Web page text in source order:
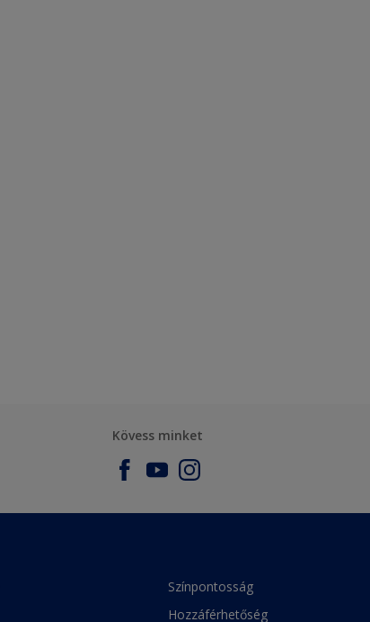
Kövess minket
Színpontosság
Hozzáférhetőség